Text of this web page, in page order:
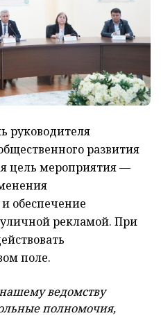
руководителя
развития
цель мероприятия —
обеспечение
уличной рекламой. При
поле.
ведомству
полномочия,